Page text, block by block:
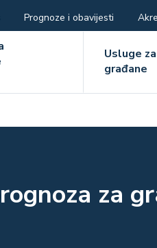
Prognoze i obavijesti
Usluge za
građane
za